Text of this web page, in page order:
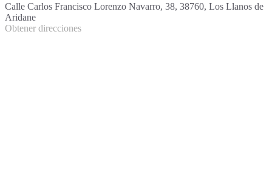
Calle Carlos Francisco Lorenzo Navarro, 38, 38760, Los Llanos de
Aridane
Obtener direcciones